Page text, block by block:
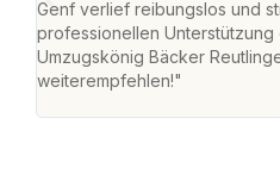
Genf verlief reibungslos und
professionellen Unterstützung
Umzugskönig Bäcker
weiterempfehlen!"